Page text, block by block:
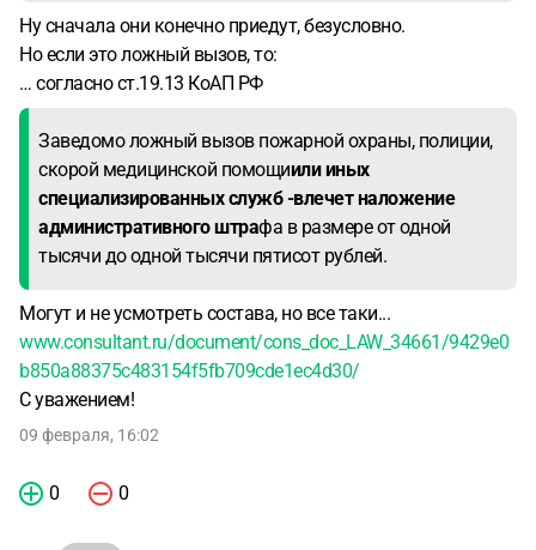
Ну сначала они конечно приедут, безусловно.
Но если это ложный вызов, то:
… согласно ст.19.13 КоАП РФ
Заведомо ложный вызов пожарной охраны, полиции,
скорой медицинской помощиили иных
специализированных служб -влечет наложение
административного штрафа в размере от одной
тысячи до одной тысячи пятисот рублей.
Могут и не усмотреть состава, но все таки...
www.consultant.ru/document/cons_doc_LAW_34661/9429e0
b850a88375c483154f5fb709cde1ec4d30/
С уважением!
09 февраля, 16:02
0 0